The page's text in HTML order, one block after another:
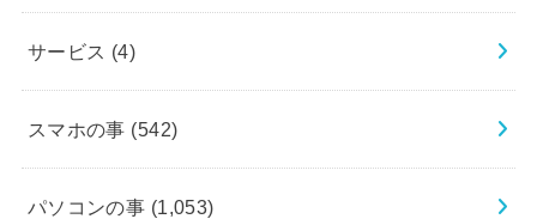
サービス (4)
スマホの事 (542)
パソコンの事 (1,053)